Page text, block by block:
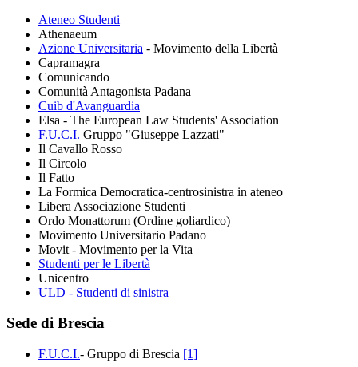
Ateneo Studenti
Athenaeum
Azione Universitaria - Movimento della Libertà
Capramagra
Comunicando
Comunità Antagonista Padana
Cuib d'Avanguardia
Elsa - The European Law Students' Association
F.U.C.I. Gruppo "Giuseppe Lazzati"
Il Cavallo Rosso
Il Circolo
Il Fatto
La Formica Democratica-centrosinistra in ateneo
Libera Associazione Studenti
Ordo Monattorum (Ordine goliardico)
Movimento Universitario Padano
Movit - Movimento per la Vita
Studenti per le Libertà
Unicentro
ULD - Studenti di sinistra
Sede di Brescia
F.U.C.I.- Gruppo di Brescia [1]